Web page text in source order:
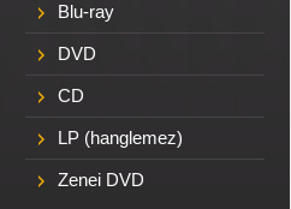
Blu-ray
DVD
CD
LP (hanglemez)
Zenei DVD